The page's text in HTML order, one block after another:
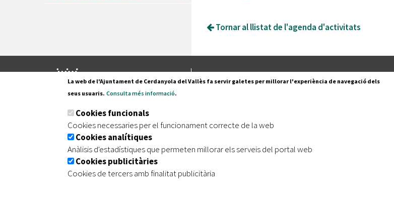
Tornar al llistat de l'agenda d'activitats
Pl. Francesc Layret, s/n
Segueix-nos
| Avís legal | Protecció de dades
La web de l'Ajuntament de Cerdanyola del Vallès fa servir galetes per millorar l'experiència de navegació dels
seus usuaris. Consulta més informació.
Cookies funcionals
Cookies necessaries per el funcionament correcte de la web
Cookies analítiques
Anàlisis d'estadístiques que permeten millorar els serveis del portal web
Cookies publicitàries
Cookies de tercers amb finalitat publicitària